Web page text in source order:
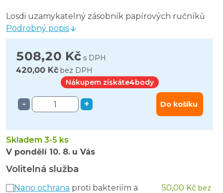
Losdi uzamykatelný zásobník papírových ručníků
Podrobný popis
508,20 Kč s DPH
420,00 Kč bez DPH
Nákupem získáte4body
- + Do košíku
Skladem 3-5 ks
V pondělí 10. 8. u Vás
Volitelná služba
Nano ochrana proti bakteriím a
50,00 Kč bez